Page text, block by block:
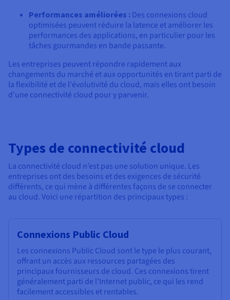
Performances améliorées : Des connexions cloud
optimisées peuvent réduire la latence et améliorer les
performances des applications, en particulier pour les
tâches gourmandes en bande passante.
Les entreprises peuvent répondre rapidement aux
changements du marché et aux opportunités en tirant parti de
la flexibilité et de l'évolutivité du cloud, mais elles ont besoin
d'une connectivité cloud pour y parvenir.
Types de connectivité cloud
La connectivité cloud n’est pas une solution unique. Les
entreprises ont des besoins et des exigences de sécurité
différents, ce qui mène à différentes façons de se connecter
au cloud. Voici une répartition des principaux types :
Connexions Public Cloud
Les connexions Public Cloud sont le type le plus courant,
offrant un accès aux ressources partagées des
principaux fournisseurs de cloud. Ces connexions tirent
généralement parti de l’Internet public, ce qui les rend
facilement accessibles et rentables.